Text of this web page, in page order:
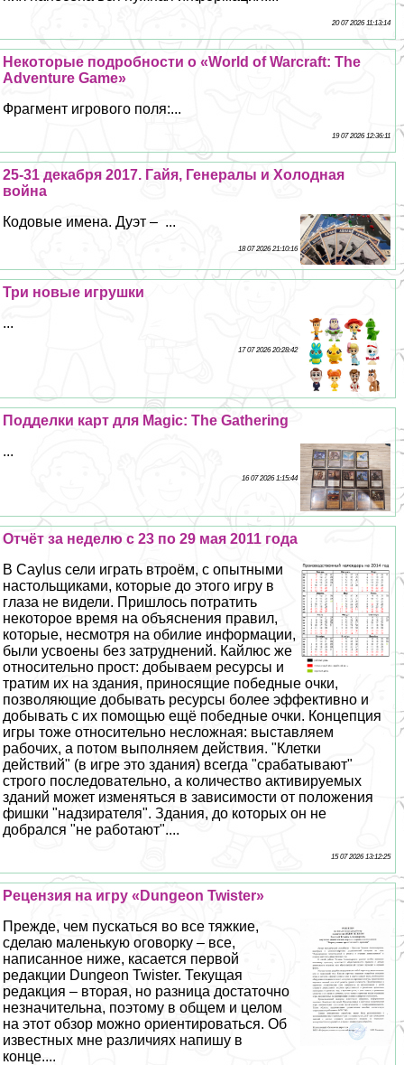
20 07 2026 11:13:14
Некоторые подробности о «World of Warcraft: The
Adventure Game»
Фрагмент игрового поля:...
19 07 2026 12:36:11
25-31 декабря 2017. Гайя, Генералы и Холодная
война
Кодовые имена. Дуэт – ...
18 07 2026 21:10:16
Три новые игрушки
...
17 07 2026 20:28:42
Подделки карт для Magic: The Gathering
...
16 07 2026 1:15:44
Отчёт за неделю с 23 по 29 мая 2011 года
В Caylus сели играть втроём, с опытными
настольщиками, которые до этого игру в
глаза не видели. Пришлось потратить
некоторое время на объяснения правил,
которые, несмотря на обилие информации,
были усвоены без затруднений. Кайлюс же
относительно прост: добываем ресурсы и
тратим их на здания, приносящие победные очки,
позволяющие добывать ресурсы более эффективно и
добывать с их помощью ещё победные очки. Концепция
игры тоже относительно несложная: выставляем
рабочих, а потом выполняем действия. "Клетки
действий" (в игре это здания) всегда "сpaбатывают"
строго последовательно, а количество активируемых
зданий может изменяться в зависимости от положения
фишки "надзирателя". Здания, до которых он не
добрался "не работают"....
15 07 2026 13:12:25
Рецензия на игру «Dungeon Twister»
Прежде, чем пускаться во все тяжкие,
сделаю маленькую оговорку – все,
написанное ниже, касается первой
редакции Dungeon Twister. Текущая
редакция – вторая, но разница достаточно
незначительна, поэтому в общем и целом
на этот обзор можно ориентироваться. Об
известных мне различиях напишу в
конце....